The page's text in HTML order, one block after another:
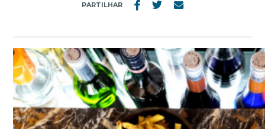
PARTILHAR